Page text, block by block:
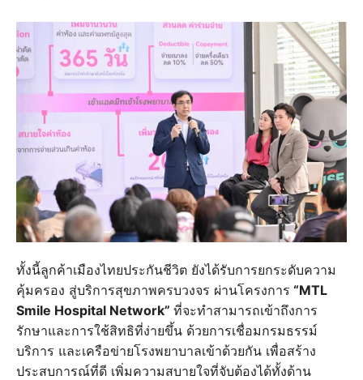
ทั้งนี้ลูกค้าเมืองไทยประกันชีวิต ยังได้รับการยกระดับความ
คุ้มครอง สู่บริการสุขภาพครบวงจร ผ่านโครงการ “MTL
Smile Hospital Network” ที่จะทำสามารถเข้าถึงการ
รักษาและการใช้สิทธิที่ง่ายขึ้น ด้วยการเชื่อมกรมธรรม์
บริการ และเครือข่ายโรงพยาบาลเข้าด้วยกัน เพื่อสร้าง
ประสบการณ์ที่ดี เพิ่มความสบายใจที่จับต้องได้ทั้งด้าน